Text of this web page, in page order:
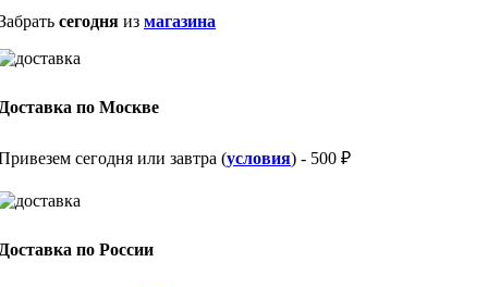
сегодня из магазина
по Москве
сегодня или завтра (условия) - 500 ₽
по России